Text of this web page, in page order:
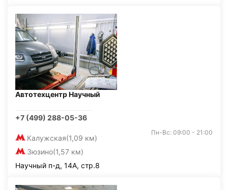
Автотехцентр Научный
+7 (499) 288-05-36
Калужская(1,09 км)
Зюзино(1,57 км)
Пн-Вс: 09:00 - 21:00
Научный п-д, 14А, стр.8